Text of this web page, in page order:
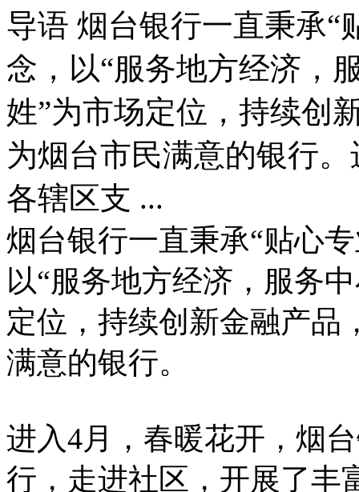
导语 烟台银行一直秉承“
念，以“服务地方经济，
姓”为市场定位，持续创
为烟台市民满意的银行
各辖区支 ...
烟台银行一直秉承“贴心
以“服务地方经济，服务
定位，持续创新金融产品
满意的银行。
进入4月，春暖花开，烟
行，走进社区，开展了丰